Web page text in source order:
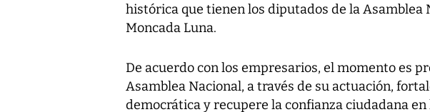
histórica que tienen los diputados de la Asamblea
Moncada Luna.
De acuerdo con los empresarios, el momento es
Asamblea Nacional, a través de su actuación,
democrática y recupere la confianza ciudadana